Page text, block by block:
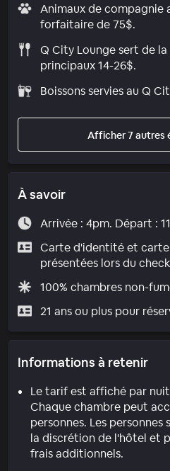
Animaux de compagnie
forfaitaire de 75$.
Q City Lounge sert de
principaux 14-26$.
Boissons servies au Q
Afficher 7 autres
À savoir
Arrivée : 4pm. Départ :
Carte d'identité et
présentées lors du
100% chambres non-
21 ans ou plus pour
Informations à retenir
Le tarif est affiché par
Chaque chambre peut
personnes. Les
la discrétion de l'hôtel et
frais additionnels.